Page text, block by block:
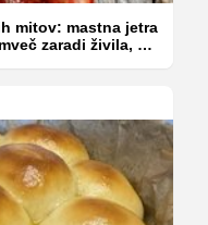
mitov: mastna jetra
zaradi živila, ki